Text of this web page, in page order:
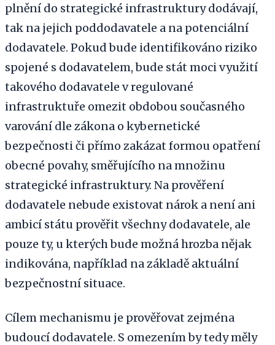
plnění do strategické infrastruktury dodávají,
tak na jejich poddodavatele a na potenciální
dodavatele. Pokud bude identifikováno riziko
spojené s dodavatelem, bude stát moci využití
takového dodavatele v regulované
infrastruktuře omezit obdobou současného
varování dle zákona o kybernetické
bezpečnosti či přímo zakázat formou opatření
obecné povahy, směřujícího na množinu
strategické infrastruktury. Na prověření
dodavatele nebude existovat nárok a není ani
ambicí státu prověřit všechny dodavatele, ale
pouze ty, u kterých bude možná hrozba nějak
indikována, například na základě aktuální
bezpečnostní situace.
Cílem mechanismu je prověřovat zejména
budoucí dodavatele. S omezením by tedy měly